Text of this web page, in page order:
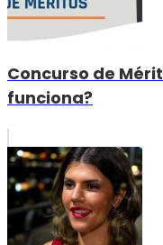
Concurso de
funciona?